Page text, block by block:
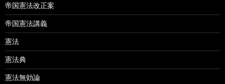
帝国憲法改正案
帝国憲法講義
憲法
憲法典
憲法無効論